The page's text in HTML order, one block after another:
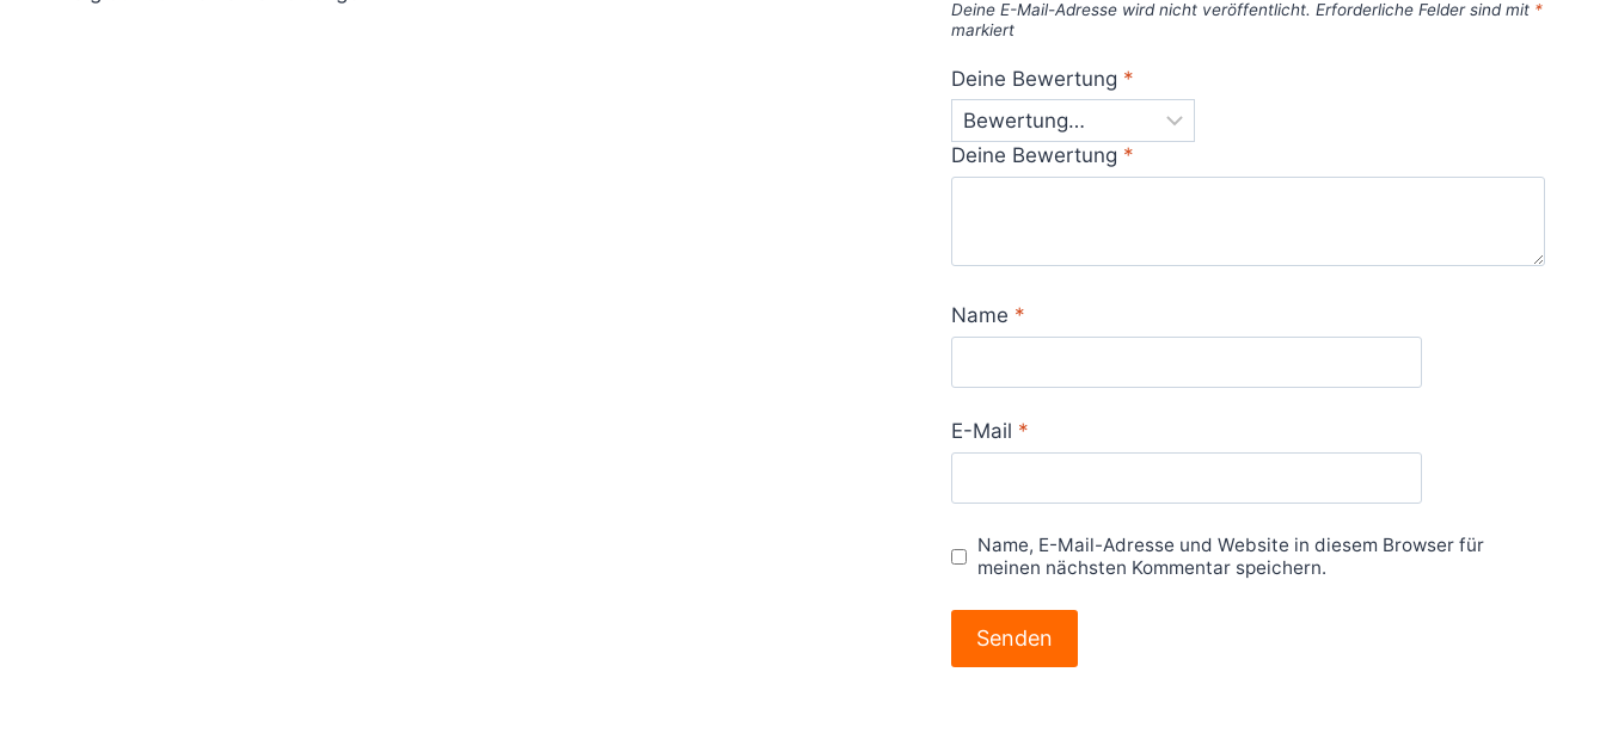
Deine E-Mail-Adresse wird nicht veröffentlicht. Erforderliche Felder sind mit *
markiert
Deine Bewertung *
Deine Bewertung *
Name *
E-Mail *
Name, E-Mail-Adresse und Website in diesem Browser für
meinen nächsten Kommentar speichern.